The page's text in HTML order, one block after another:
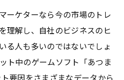
ーケターなら今の市場のトレ
理解し、自社のビジネスのヒ
る人も多いのではないでしょ
ト中のゲームソフト「あつま
要因をさまざまなデータから